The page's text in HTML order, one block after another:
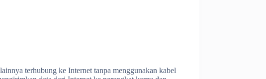
terhubung ke Internet tanpa menggunakan kabel